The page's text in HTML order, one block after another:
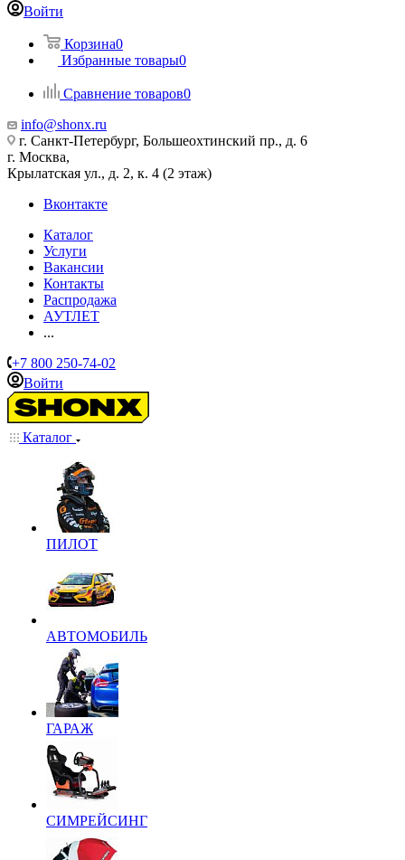
Войти
Корзина0
Избранные товары0
Сравнение товаров0
info@shonx.ru
г. Санкт-Петербург, Большеохтинский пр., д. 6
г. Москва,
Крылатская ул., д. 2, к. 4 (2 этаж)
Вконтакте
Каталог
Услуги
Вакансии
Контакты
Распродажа
АУТЛЕТ
...
+7 800 250-74-02
Войти
Каталог
ПИЛОТ
АВТОМОБИЛЬ
ГАРАЖ
СИМРЕЙСИНГ